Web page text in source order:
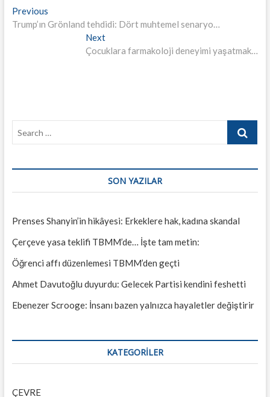
Yazı
gezinmesi
PreviousPrevious
post:
Trump’ın Grönland tehdidi: Dört muhtemel senaryo…
NextNext
post:
Çocuklara farmakoloji deneyimi yaşatmak…
Search
SON YAZILAR
Prenses Shanyin’in hikâyesi: Erkeklere hak, kadına skandal
Çerçeve yasa teklifi TBMM’de… İşte tam metin:
Öğrenci affı düzenlemesi TBMM’den geçti
Ahmet Davutoğlu duyurdu: Gelecek Partisi kendini feshetti
Ebenezer Scrooge: İnsanı bazen yalnızca hayaletler değiştirir
KATEGORILER
ÇEVRE